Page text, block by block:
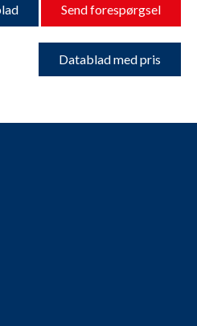
Send forespørgsel
Datablad med pris